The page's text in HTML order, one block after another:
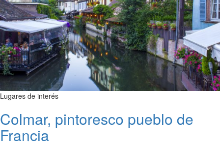
Lugares de interés
Colmar, pintoresco pueblo de
Francia